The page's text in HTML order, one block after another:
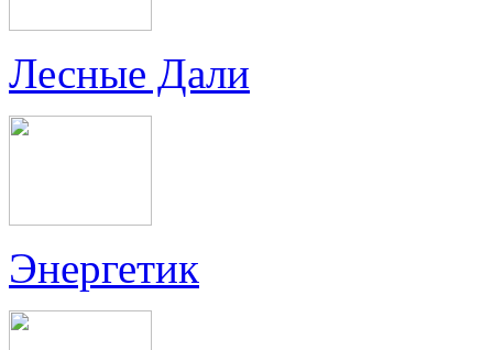
Лесные Дали
Энергетик